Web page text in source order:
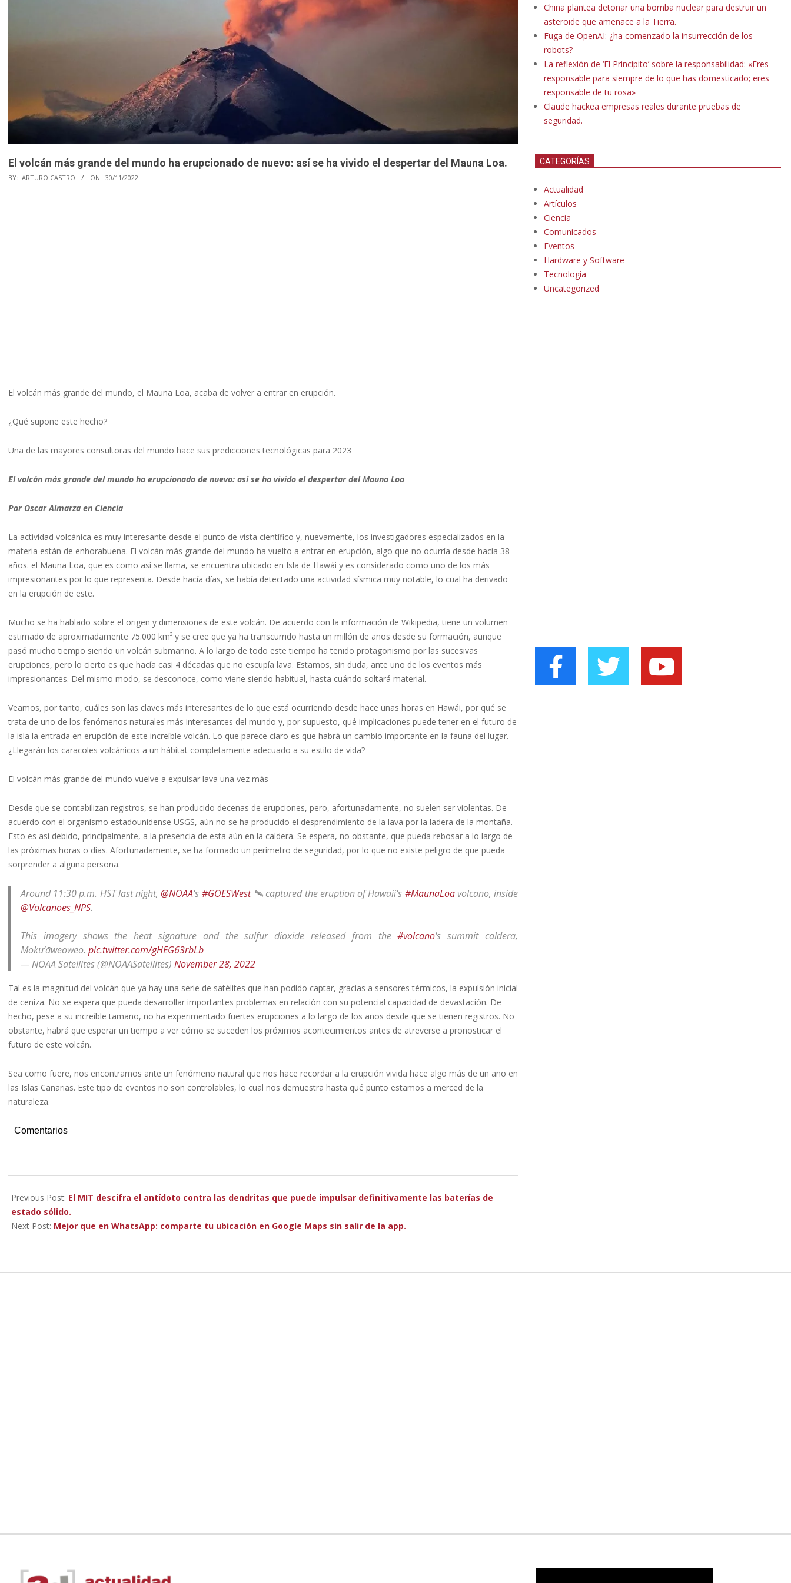
El volcán más grande del mundo ha erupcionado de nuevo: así se ha vivido el despertar del Mauna Loa.
BY: ARTURO CASTRO ON: 30/11/2022
El volcán más grande del mundo, el Mauna Loa, acaba de volver a entrar en erupción.
¿Qué supone este hecho?
Una de las mayores consultoras del mundo hace sus predicciones tecnológicas para 2023
El volcán más grande del mundo ha erupcionado de nuevo: así se ha vivido el despertar del Mauna Loa
Por Oscar Almarza en Ciencia
La actividad volcánica es muy interesante desde el punto de vista científico y, nuevamente, los investigadores especializados en la
materia están de enhorabuena. El volcán más grande del mundo ha vuelto a entrar en erupción, algo que no ocurría desde hacía 38
años. el Mauna Loa, que es como así se llama, se encuentra ubicado en Isla de Hawái y es considerado como uno de los más
impresionantes por lo que representa. Desde hacía días, se había detectado una actividad sísmica muy notable, lo cual ha derivado
en la erupción de este.
Mucho se ha hablado sobre el origen y dimensiones de este volcán. De acuerdo con la información de Wikipedia, tiene un volumen
estimado de aproximadamente 75.000 km³ y se cree que ya ha transcurrido hasta un millón de años desde su formación, aunque
pasó mucho tiempo siendo un volcán submarino. A lo largo de todo este tiempo ha tenido protagonismo por las sucesivas
erupciones, pero lo cierto es que hacía casi 4 décadas que no escupía lava. Estamos, sin duda, ante uno de los eventos más
impresionantes. Del mismo modo, se desconoce, como viene siendo habitual, hasta cuándo soltará material.
Veamos, por tanto, cuáles son las claves más interesantes de lo que está ocurriendo desde hace unas horas en Hawái, por qué se
trata de uno de los fenómenos naturales más interesantes del mundo y, por supuesto, qué implicaciones puede tener en el futuro de
la isla la entrada en erupción de este increíble volcán. Lo que parece claro es que habrá un cambio importante en la fauna del lugar.
¿Llegarán los caracoles volcánicos a un hábitat completamente adecuado a su estilo de vida?
El volcán más grande del mundo vuelve a expulsar lava una vez más
Desde que se contabilizan registros, se han producido decenas de erupciones, pero, afortunadamente, no suelen ser violentas. De
acuerdo con el organismo estadounidense USGS, aún no se ha producido el desprendimiento de la lava por la ladera de la montaña.
Esto es así debido, principalmente, a la presencia de esta aún en la caldera. Se espera, no obstante, que pueda rebosar a lo largo de
las próximas horas o días. Afortunadamente, se ha formado un perímetro de seguridad, por lo que no existe peligro de que pueda
sorprender a alguna persona.
Around 11:30 p.m. HST last night,@NOAA's #GOESWest🛰️ captured the eruption of Hawaii's #MaunaLoavolcano, inside
@Volcanoes_NPS.
This imagery shows the heat signature and the sulfur dioxide released from the#volcano's summit caldera,
Moku‘āweoweo. pic.twitter.com/gHEG63rbLb
— NOAA Satellites (@NOAASatellites) November 28, 2022
Tal es la magnitud del volcán que ya hay una serie de satélites que han podido captar, gracias a sensores térmicos, la expulsión inicial
de ceniza. No se espera que pueda desarrollar importantes problemas en relación con su potencial capacidad de devastación. De
hecho, pese a su increíble tamaño, no ha experimentado fuertes erupciones a lo largo de los años desde que se tienen registros. No
obstante, habrá que esperar un tiempo a ver cómo se suceden los próximos acontecimientos antes de atreverse a pronosticar el
futuro de este volcán.
Sea como fuere, nos encontramos ante un fenómeno natural que nos hace recordar a la erupción vivida hace algo más de un año en
las Islas Canarias. Este tipo de eventos no son controlables, lo cual nos demuestra hasta qué punto estamos a merced de la
naturaleza.
Comentarios
11-
30
Previous Post: El MIT descifra el antídoto contra las dendritas que puede impulsar definitivamente las baterías de
estado sólido.
Next Post: Mejor que en WhatsApp: comparte tu ubicación en Google Maps sin salir de la app.
China plantea detonar una bomba nuclear para destruir un
asteroide que amenace a la Tierra.
Fuga de OpenAI: ¿ha comenzado la insurrección de los
robots?
La reflexión de ‘El Principito’ sobre la responsabilidad: «Eres
responsable para siempre de lo que has domesticado; eres
responsable de tu rosa»
Claude hackea empresas reales durante pruebas de
seguridad.
CATEGORÍAS
Actualidad
Artículos
Ciencia
Comunicados
Eventos
Hardware y Software
Tecnología
Uncategorized